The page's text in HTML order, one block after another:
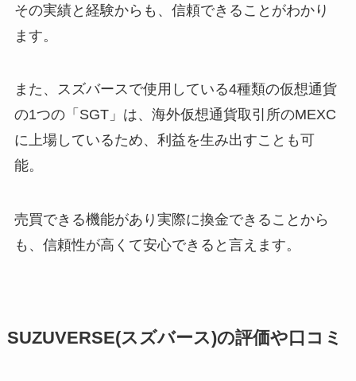
その実績と経験からも、信頼できることがわかり
ます。
また、スズバースで使用している4種類の仮想通貨
の1つの「SGT」は、海外仮想通貨取引所のMEXC
に上場しているため、利益を生み出すことも可
能。
売買できる機能があり実際に換金できることから
も、信頼性が高くて安心できると言えます。
SUZUVERSE(スズバース)の評価や口コミ